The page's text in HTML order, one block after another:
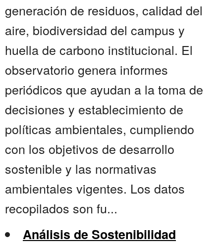
generación de residuos, calidad del
aire, biodiversidad del campus y
huella de carbono institucional. El
observatorio genera informes
periódicos que ayudan a la toma de
decisiones y establecimiento de
políticas ambientales, cumpliendo
con los objetivos de desarrollo
sostenible y las normativas
ambientales vigentes. Los datos
recopilados son fu...
Análisis de Sostenibilidad